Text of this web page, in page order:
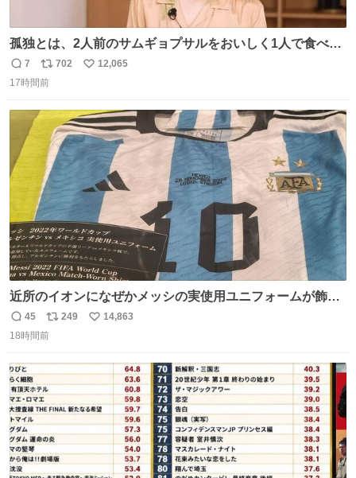
孤独とは、2人前のサムギョプサルをおいしく1人で食べる
ことである←好きすぎる
返
信
7
リ
ポ
ト
数
702
い
数
12,065
17時間前
近所のイオンになぜかメッシの実使用ユニフォームが飾っ
てあっておもろい
返
信
45
リ
ポ
ト
数
249
い
数
14,863
18時間前